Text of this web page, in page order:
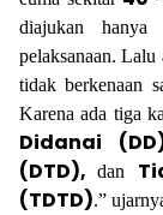
diajukan
pelaksanaan.
tidak berkenaan
Karena ada tiga
Didanai
(DTD),dan
(TDTD).”